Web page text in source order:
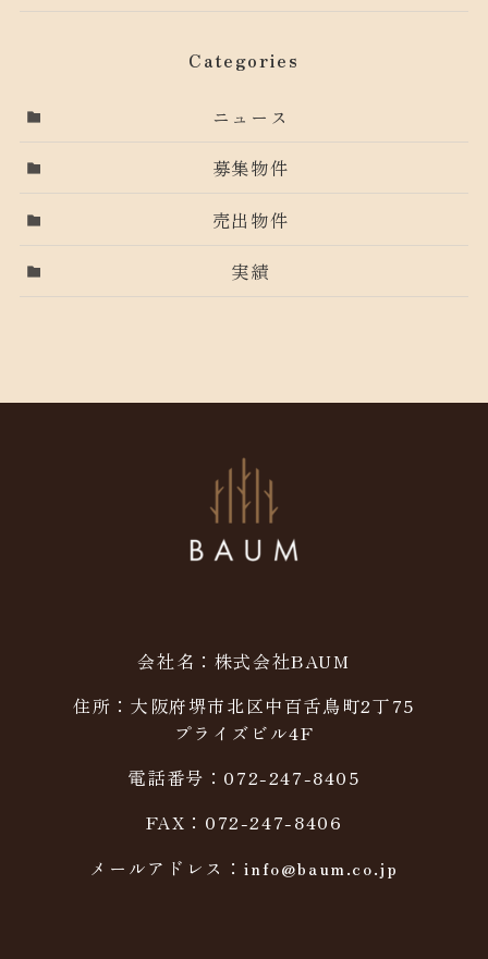
Categories
ニュース
募集物件
売出物件
実績
会社名：株式会社BAUM
住所：大阪府堺市北区中百舌鳥町2丁75
プライズビル4F
電話番号：072-247-8405
FAX：072-247-8406
メールアドレス：info@baum.co.jp